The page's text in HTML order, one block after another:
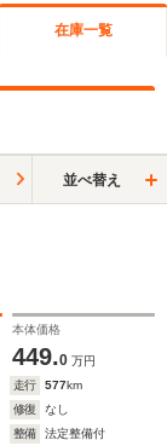
在庫一覧
並べ替え
本体価格
449.0 万円
走行 577km
修復
なし
整備
法定整備付